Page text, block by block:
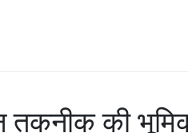
तकनीक की